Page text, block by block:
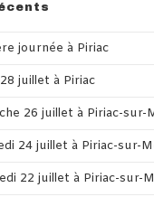
journée à Piriac
juillet à Piriac
26 juillet à Piriac-sur-
24 juillet à Piriac-sur-
22 juillet à Piriac-sur-